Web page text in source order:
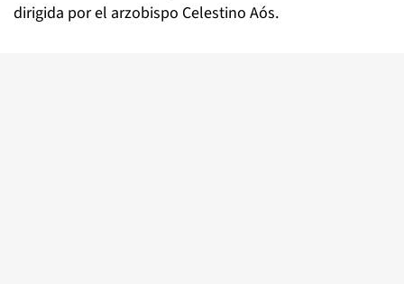
dirigida por el arzobispo Celestino Aós.